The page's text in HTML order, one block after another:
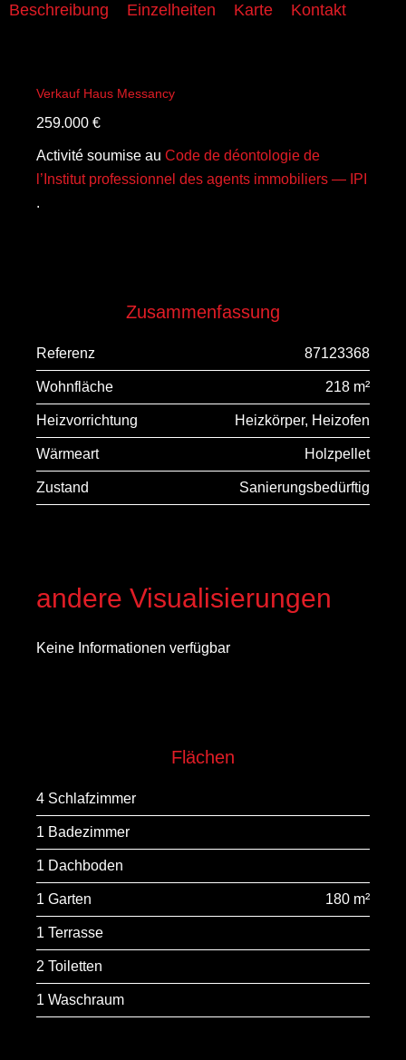
Beschreibung Einzelheiten Karte Kontakt
Verkauf Haus Messancy
259.000 €
Activité soumise au Code de déontologie de
l’Institut professionnel des agents immobiliers — IPI
.
Zusammenfassung
Referenz 87123368
Wohnfläche 218 m²
Heizvorrichtung Heizkörper, Heizofen
Wärmeart Holzpellet
Zustand Sanierungsbedürftig
andere Visualisierungen
Keine Informationen verfügbar
Flächen
4 Schlafzimmer
1 Badezimmer
1 Dachboden
1 Garten 180 m²
1 Terrasse
2 Toiletten
1 Waschraum